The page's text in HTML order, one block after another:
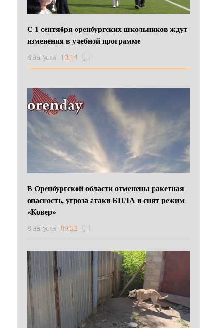
С 1 сентября оренбургских школьников ждут
изменения в учебной программе
8 августа 10:14
В Оренбургской области отменены ракетная
опасность, угроза атаки БПЛА и снят режим
«Ковер»
8 августа 09:53